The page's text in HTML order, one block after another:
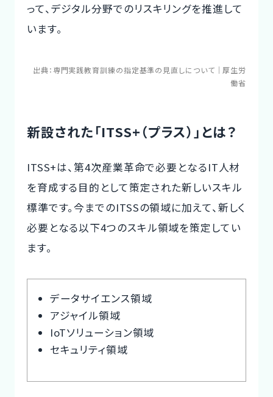
って、デジタル分野でのリスキリングを推進して
います。
出典：専門実践教育訓練の指定基準の見直しについて｜厚生労
働省
新設された「ITSS+（プラス）」とは？
ITSS+は、第4次産業革命で必要となるIT人材
を育成する目的として策定された新しいスキル
標準です。今までのITSSの領域に加えて、新しく
必要となる以下4つのスキル領域を策定してい
ます。
データサイエンス領域
アジャイル領域
IoTソリューション領域
セキュリティ領域